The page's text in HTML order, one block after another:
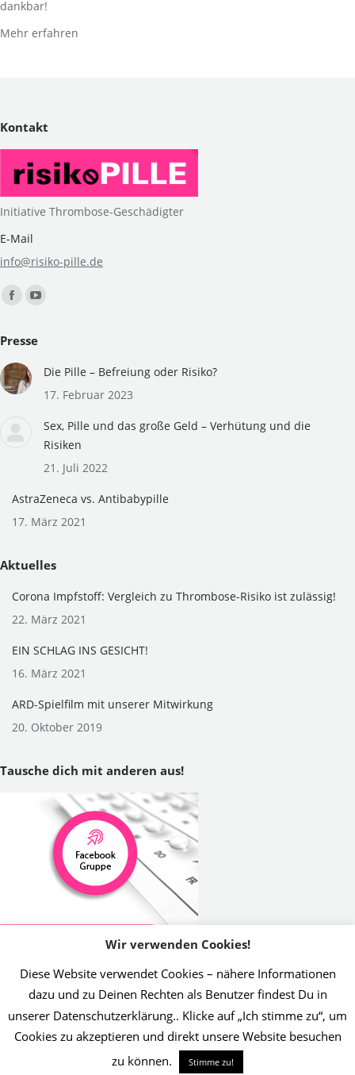
dankbar!
Mehr erfahren
Kontakt
Initiative Thrombose-Geschädigter
E-Mail
info@risiko-pille.de
Finden Sie uns auf:
Facebook
opens
in
new
YouTube
opens
in
Presse
Die Pille – Befreiung oder Risiko?
17. Februar 2023
Sex, Pille und das große Geld – Verhütung und die
Risiken
21. Juli 2022
AstraZeneca vs. Antibabypille
17. März 2021
Aktuelles
Corona Impfstoff: Vergleich zu Thrombose-Risiko ist zulässig!
22. März 2021
EIN SCHLAG INS GESICHT!
16. März 2021
ARD-Spielfilm mit unserer Mitwirkung
20. Oktober 2019
Tausche dich mit anderen aus!
2019 Initiative Thrombose-Geschädigter | Umsetzung Christin Jost
Info
Wir verwenden Cookies!
Diese Website verwendet Cookies – nähere Informationen
dazu und zu Deinen Rechten als Benutzer findest Du in
unserer Datenschutzerklärung.. Klicke auf „Ich stimme zu“, um
Cookies zu akzeptieren und direkt unsere Website besuchen
zu können.
Stimme zu!